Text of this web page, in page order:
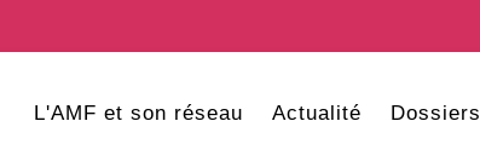
L'AMF et son réseau Actualité Dossiers